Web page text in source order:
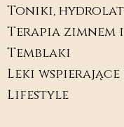
Toniki,
Terapia zimnem
Temblaki
Leki
Lifestyle